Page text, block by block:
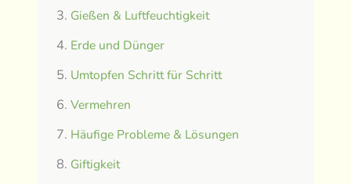
Gießen & Luftfeuchtigkeit
Erde und Dünger
Umtopfen Schritt für Schritt
Vermehren
Häufige Probleme & Lösungen
Giftigkeit